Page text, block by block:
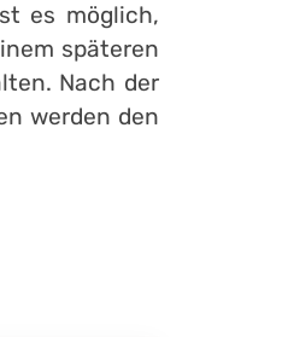
es möglich,
späteren
Nach der
werden den